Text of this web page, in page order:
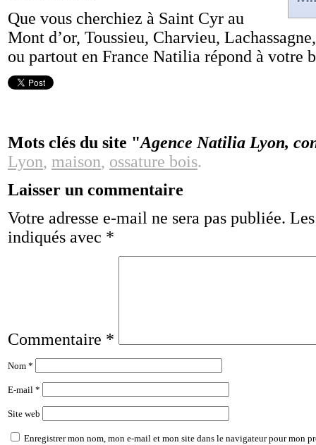
Que vous cherchiez à Saint Cyr au
Mont d’or, Toussieu, Charvieu,
ou partout en France Natilia répond à votre
Mots clés du site "Agence Natilia Lyon,
Lyon, maison, ossature bois.
Laisser un commentaire
Votre adresse e-mail ne sera pas publiée.
indiqués avec *
Commentaire *
Nom *
E-mail *
Site web
Enregistrer mon nom, mon e-mail et mon site dans le navigateur pour mon